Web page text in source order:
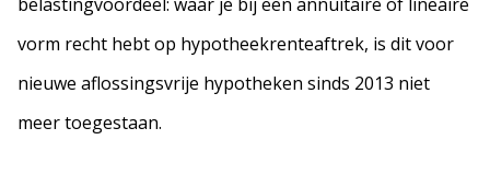
vorm recht hebt op hypotheekrenteaftrek, is dit voor
nieuwe aflossingsvrije hypotheken sinds 2013 niet
meer toegestaan.